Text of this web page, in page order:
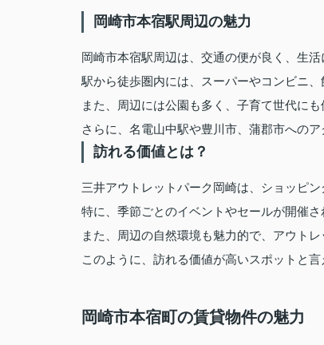
岡崎市本宿駅周辺の魅力
岡崎市本宿駅周辺は、交通の便が良く、生活
駅から徒歩圏内には、スーパーやコンビニ
また、周辺には公園も多く、子育て世代にも
さらに、名電山中駅や豊川市、蒲郡市への
訪れる価値とは？
三井アウトレットパーク岡崎は、ショッピ
特に、季節ごとのイベントやセールが開催
また、周辺の自然環境も魅力的で、アウト
このように、訪れる価値が高いスポットと言
岡崎市本宿町の賃貸物件の魅力